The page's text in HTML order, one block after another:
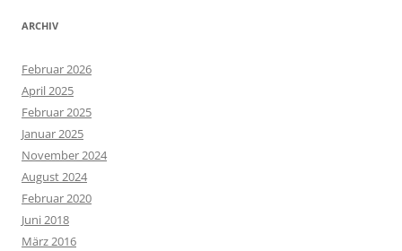
ARCHIV
Februar 2026
April 2025
Februar 2025
Januar 2025
November 2024
August 2024
Februar 2020
Juni 2018
März 2016